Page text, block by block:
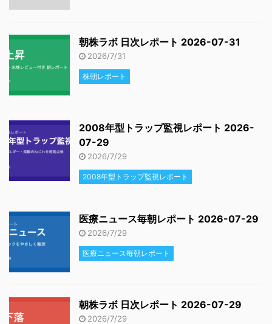
朝株ラボ 日次レポート 2026-07-31
2026/7/31
株朝レポート
2008年型トラップ監視レポート 2026-
07-29
2026/7/29
2008年型トラップ監視レポート
医療ニュース毎朝レポート 2026-07-29
2026/7/29
医療ニュース毎朝レポート
朝株ラボ 日次レポート 2026-07-29
2026/7/29